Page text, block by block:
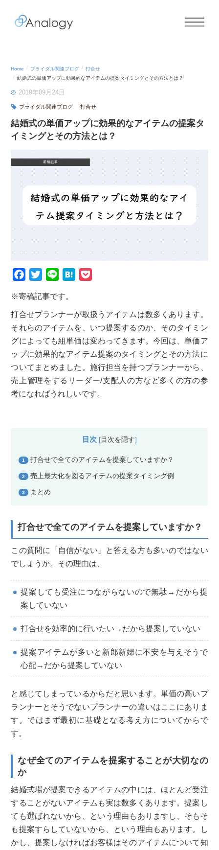
Home ブライダル関連ブログ
打合せ
結婚式の単価アップに効果的なアイテムの提案タイミングとその方法とは？
2019年09月24日
ブライダル関連ブログ 打合せ
結婚式の単価アップに効果的なアイテムの提案タ
イミングとその方法とは？
c
e
b
o
o
k
i
t
t
e
r
n
e
H
e
n
a
k
e
t
※寄稿記事です。
打合せプランナーが取扱うアイテムは数多くあります。
それらのアイテムを、いつ提案するのか、そのタイミン
グによっても組単価は変わってきます。今回は、単価ア
ップに効果的なアイテム提案のタイミングとその方法に
ついてまとめました。施行担当を持つプランナーから、
売上管理をするリーダー/支配人の方など多くの方の参
考になればうれしいです。
目次 [目次を隠す]
1 打合せで全てのアイテムを提案していますか？
2 売上最大化を図るアイテムの提案タイミング例
3 まとめ
打合せで全てのアイテムを提案していますか？
この質問に「自信がない」と答える方も多いのではない
でしょうか。その理由は、
提案しても受注につながらないので無駄→だから提
案していない
打合せを効率的に行いたい→だから提案していない
提案アイテムが多いと新郎新婦に不安を与えそうで
心配→だから提案していない
と感じてしまっているからだと思います。単価の高いプ
ランナーとそうでないプランナーの違いはここにありま
す。ではまず最初に基礎となる考え方についてからで
す。
なぜ全てのアイテムを提案することが大切なの
か
結婚式場が提案できるアイテムの中には、ほとんど受注
することがないアイテムも実は数多くあります。提案し
ても選ばれないから、という理由もありますし、そもそ
も提案すらしていないから、という理由もあります。し
かし、提案しなければお客様はそのアイテムについて知